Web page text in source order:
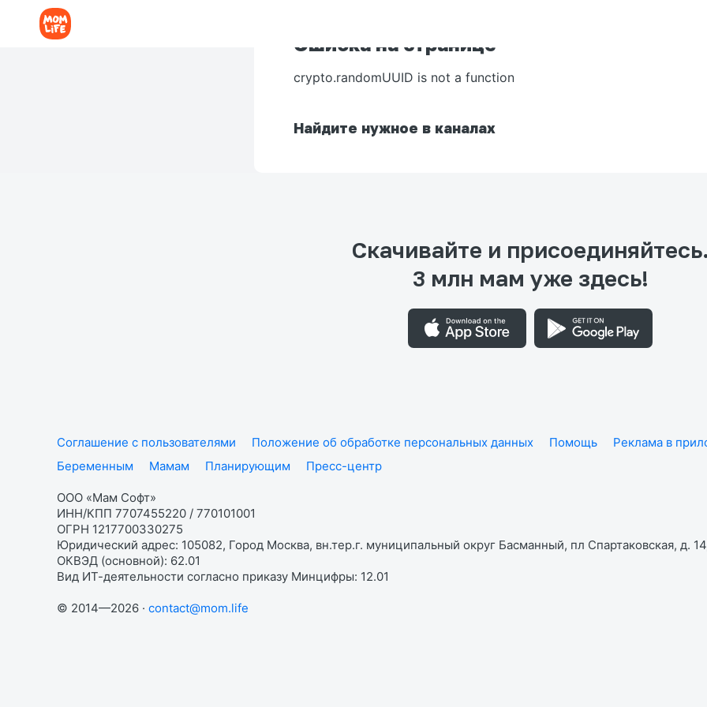
Ошибка на странице
crypto.randomUUID is not a function
Найдите нужное в каналах
Скачивайте и присоединяйтесь.
3 млн мам уже здесь!
Соглашение с пользователями Положение об обработке персональных данных Помощь Реклама в
Беременным
Мамам Планирующим Пресс-центр
ООО «Мам Софт»
ИНН/КПП 7707455220 / 770101001
ОГРН 1217700330275
Юридический адрес: 105082, Город Москва, вн.тер.г. муниципальный округ Басманный, пл Спартаковская, д.
ОКВЭД (основной): 62.01
Вид ИТ-деятельности согласно приказу Минцифры: 12.01
© 2014—2026 · contact@mom.life